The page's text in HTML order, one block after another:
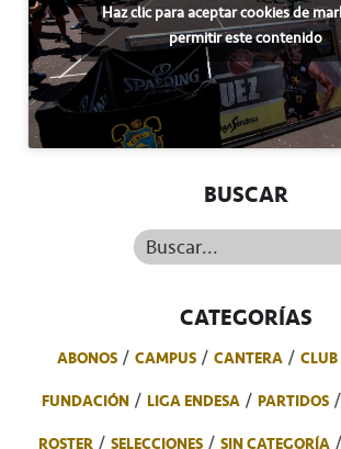
Haz clic para aceptar cookies de
permitir este contenido
BUSCAR
Buscar...
CATEGORÍAS
ABONOS CAMPUS CANTERA CLUB
FUNDACIÓN
LIGA ENDESA PARTIDOS
ROSTER
SELECCIONES SIN CATEGORÍA